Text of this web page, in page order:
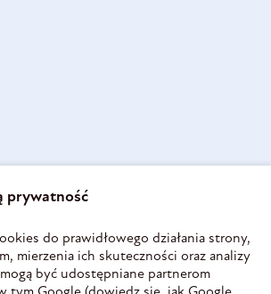
prywatność
do prawidłowego działania strony,
mierzenia ich skuteczności oraz analizy
być udostępniane partnerom